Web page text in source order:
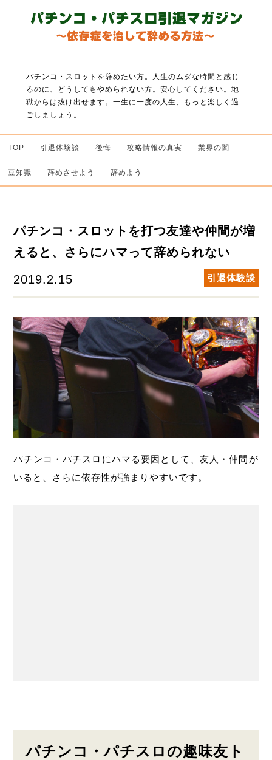
パチンコ・スロットを辞めたい方。人生のムダな時間と感じ
るのに、どうしてもやめられない方。 安心してください。地
獄からは抜け出せます。一生に一度の人生、もっと楽しく過
ごしましょう。
TOP 引退体験談 後悔 攻略情報の真実 業界の闇
豆知識 辞めさせよう 辞めよう
パチンコ・スロットを打つ友達や仲間が増
えると、さらにハマって辞められない
2019.2.15 引退体験談
パチンコ・パチスロにハマる要因として、友人・仲間が
いると、さらに依存性が強まりやすいです。
パチンコ・パチスロの趣味友ト